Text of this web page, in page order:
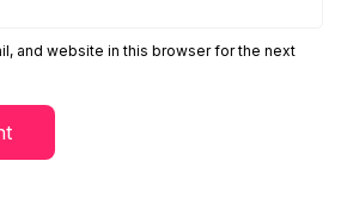
and website in this browser for the next